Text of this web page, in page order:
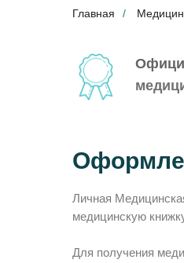
Главная /
Личная
медицинскую
Для получения